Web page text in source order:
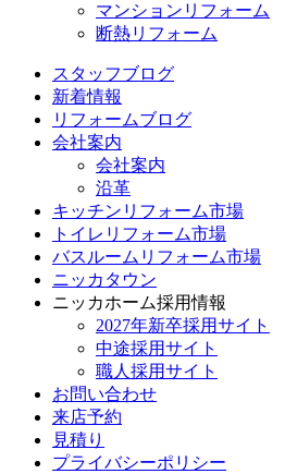
マンションリフォーム
断熱リフォーム
スタッフブログ
新着情報
リフォームブログ
会社案内
会社案内
沿革
キッチンリフォーム市場
トイレリフォーム市場
バスルームリフォーム市場
ニッカタウン
ニッカホーム採用情報
2027年新卒採用サイト
中途採用サイト
職人採用サイト
お問い合わせ
来店予約
見積り
プライバシーポリシー